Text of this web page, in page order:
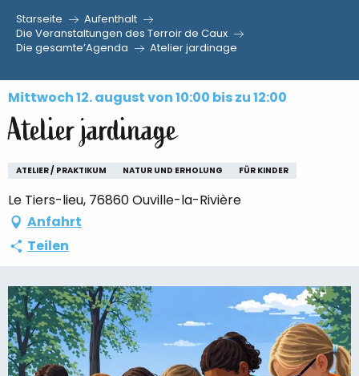
Aller
principal
Starseite
Aufenthalt
Die Veranstaltungen des Terroir de Caux
Die gesamte’Agenda
Atelier jardinage
Mittwoch 12. august von 10:00 bis zu 12:00
Atelier jardinage
ATELIER / PRAKTIKUM NATUR UND ERHOLUNG FÜR KINDER
Le Tiers-lieu, 76860 Ouville-la-Rivière
Anfahrt
Teilen